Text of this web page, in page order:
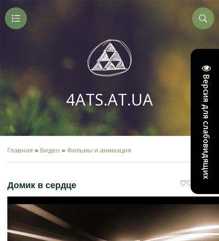
Версия для слабовидящих
4ATS.AT.UA
Главная » Видео » Фильмы и анимация
Домик в сердце